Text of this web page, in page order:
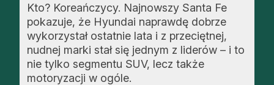
Kto? Koreańczycy. Najnowszy Santa Fe
pokazuje, że Hyundai naprawdę dobrze
wykorzystał ostatnie lata i z przeciętnej,
nudnej marki stał się jednym z liderów – i to
nie tylko segmentu SUV, lecz także
motoryzacji w ogóle.